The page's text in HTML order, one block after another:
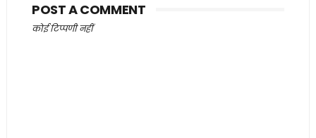
POST A COMMENT
कोई टिप्पणी नहीं